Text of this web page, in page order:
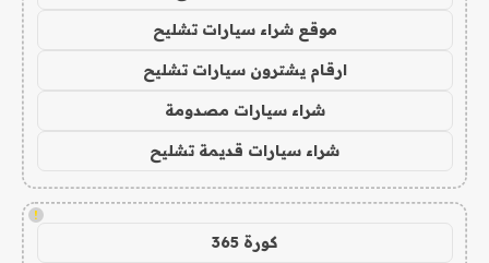
موقع شراء سيارات تشليح
ارقام يشترون سيارات تشليح
شراء سيارات مصدومة
شراء سيارات قديمة تشليح
!
كورة 365